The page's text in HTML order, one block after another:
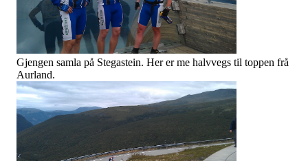
Gjengen samla på Stegastein. Her er me halvvegs til toppen frå
Aurland.